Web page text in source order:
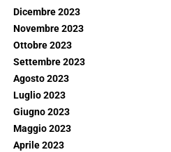
Dicembre 2023
Novembre 2023
Ottobre 2023
Settembre 2023
Agosto 2023
Luglio 2023
Giugno 2023
Maggio 2023
Aprile 2023